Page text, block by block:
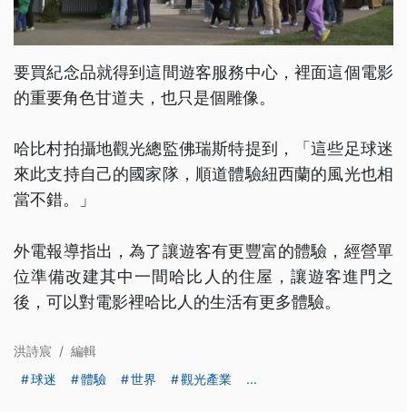
要買紀念品就得到這間遊客服務中心，裡面這個電影
的重要角色甘道夫，也只是個雕像。
哈比村拍攝地觀光總監佛瑞斯特提到，「這些足球迷
來此支持自己的國家隊，順道體驗紐西蘭的風光也相
當不錯。」
外電報導指出，為了讓遊客有更豐富的體驗，經營單
位準備改建其中一間哈比人的住屋，讓遊客進門之
後，可以對電影裡哈比人的生活有更多體驗。
洪詩宸 / 編輯
球迷
體驗 世界 觀光產業 ...